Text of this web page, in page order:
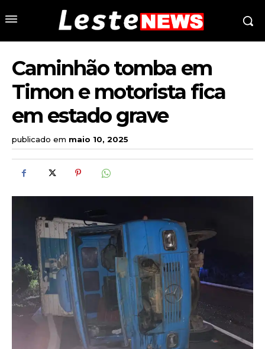
Caminhão tomba em
Timon e motorista fica
em estado grave
publicado em maio 10, 2025